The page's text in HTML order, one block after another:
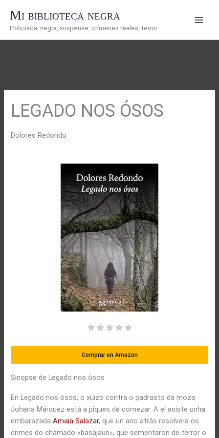
contenido
Mi biblioteca negra
Policíaca, negra, suspense, crímenes reales, terror
LEGADO NOS ÓSOS
Dolores Redondo
Comprar en Amazon
Sinopse de Legado nos ósos
En Legado nos ósos, o xuízo contra o padrasto da moza
Johana Márquez está a piques de comezar. A el asiste unha
embarazadaAmaia Salazar, que un ano atrás resolvera os
crimes do chamado «basajaun», que sementaron de terror o